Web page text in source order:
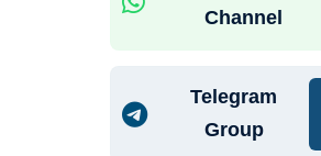
Channel
Telegram
Group